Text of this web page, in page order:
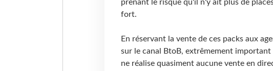
prenant le risque qu'il n'y ait plus de
fort.
En réservant la vente de ces packs aux
sur le canal BtoB, extrêmement
ne réalise quasiment aucune vente en